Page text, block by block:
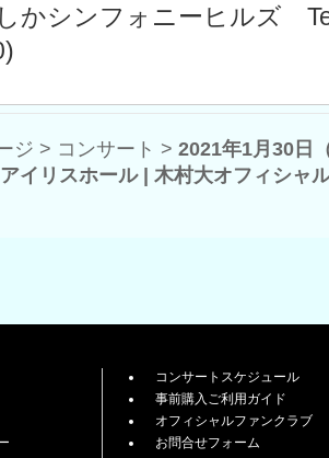
かシンフォニーヒルズ
ジ > コンサート > 2021年1月30日
イリスホール | 木村大オフィシャ
コンサートスケジュール
事前購入ご利用ガイド
オフィシャルファンクラブ
お問合せフォーム